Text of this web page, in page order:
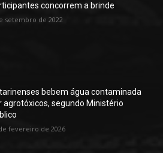
concorrem a brinde
setembro de 2022
bebem água contaminada
agrotóxicos, segundo Ministério
fevereiro de 2026